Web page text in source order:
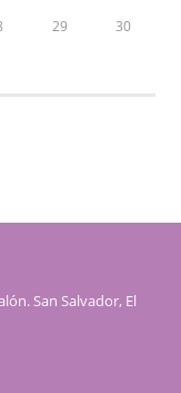
29 30
San Salvador, El